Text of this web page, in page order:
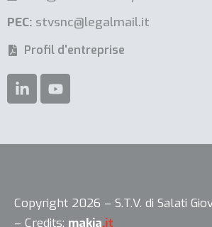
PEC: stvsnc@legalmail.it
Profil d'entreprise
Copyright 2026 – S.T.V. di Salati
– Credits: makia.it
Vos choix en matière de